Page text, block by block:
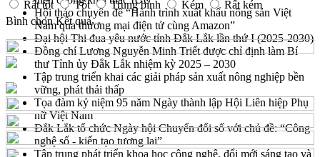
Hội thảo chuyên đề “Hành trình xuất khẩu nông sản Việt
Nam qua thương mại điện tử cùng Amazon”
Đại hội Thi đua yêu nước tỉnh Đắk Lắk lần thứ I (2025-2030)
Đồng chí Lương Nguyễn Minh Triết được chỉ định làm Bí
thư Tỉnh ủy Đắk Lắk nhiệm kỳ 2025 – 2030
Tập trung triển khai các giải pháp sản xuất nông nghiệp bền
vững, phát thải thấp
Tọa đàm kỷ niệm 95 năm Ngày thành lập Hội Liên hiệp Phụ
nữ Việt Nam
Đắk Lắk tổ chức Ngày hội Chuyển đổi số với chủ đề: “Công
nghệ số - kiến tạo tương lai”
Tập trung phát triển khoa học công nghệ, đổi mới sáng tạo và
Rất tốt
Tốt Trung bình Kém
Rất kém
Bình chọnKết quả